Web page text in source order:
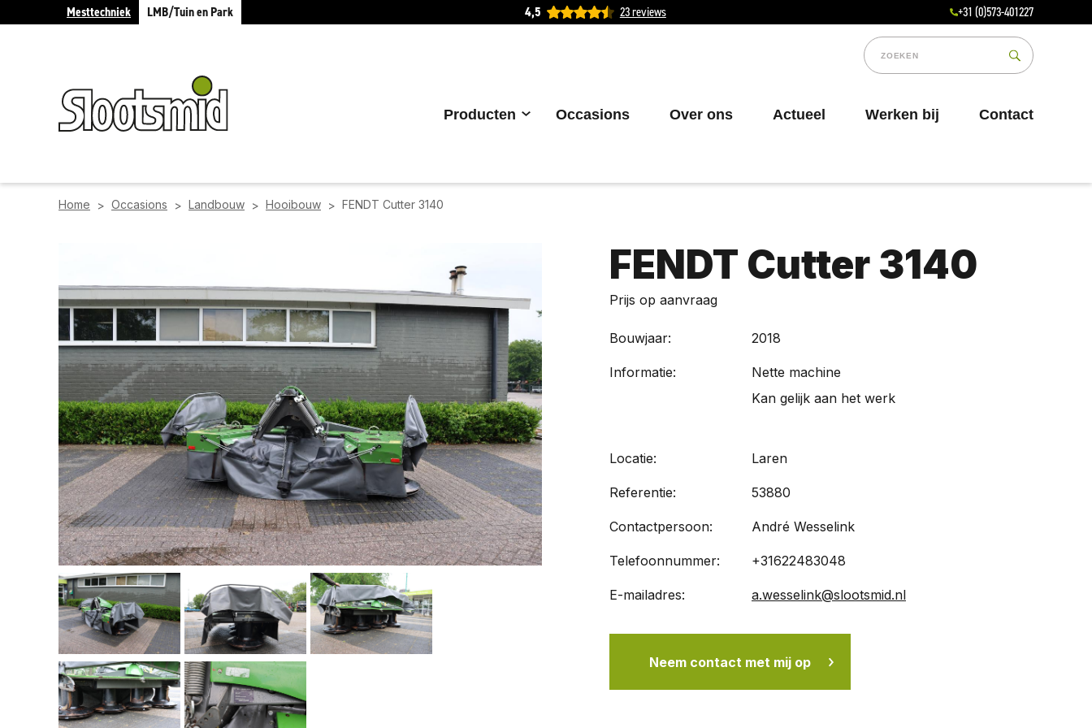
Mesttechniek LMB/Tuin en Park 4,5 23 reviews +31 (0)573-401227
Producten Occasions Over ons Actueel Werken bij Contact
Home > Occasions > Landbouw > Hooibouw > FENDT Cutter 3140
FENDT Cutter 3140
Prijs op aanvraag
Bouwjaar: 2018
Informatie:
Nette machine
Kan gelijk aan het werk
Locatie: Laren
Referentie: 53880
Contactpersoon: André Wesselink
Telefoonnummer: +31622483048
E-mailadres: a.wesselink@slootsmid.nl
Neem contact met mij op